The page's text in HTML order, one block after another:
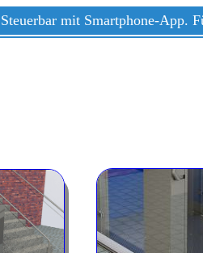
Steuerbar mit Smartphone-App.